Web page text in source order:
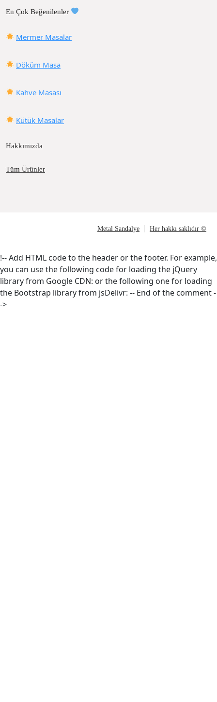
En Çok Beğenilenler
Mermer Masalar
Döküm Masa
Kahve Masası
Kütük Masalar
Hakkımızda
Tüm Ürünler
Metal Sandalye Her hakkı saklıdır ©
!-- Add HTML code to the header or the footer. For example,
you can use the following code for loading the jQuery
library from Google CDN: or the following one for loading
the Bootstrap library from jsDelivr: -- End of the comment -
->